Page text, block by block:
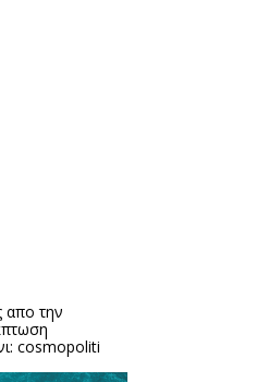
απο την
cosmopoliti